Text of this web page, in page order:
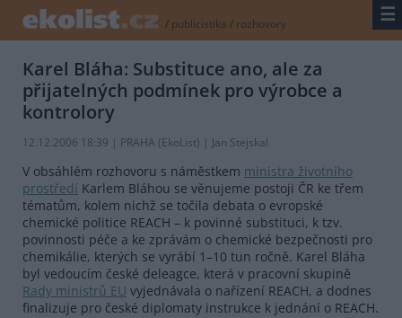
/ publicistika / rozhovory ☰
Karel Bláha: Substituce ano, ale za
přijatelných podmínek pro výrobce a
kontrolory
12.12.2006 18:39 | PRAHA (EkoList) | Jan Stejskal
V obsáhlém rozhovoru s náměstkem ministra životního
prostředí Karlem Bláhou se věnujeme postoji ČR ke třem
tématům, kolem nichž se točila debata o evropské
chemické politice REACH – k povinné substituci, k tzv.
povinnosti péče a ke zprávám o chemické bezpečnosti pro
chemikálie, kterých se vyrábí 1–10 tun ročně. Karel Bláha
byl vedoucím české deleagce, která v pracovní skupině
Rady ministrů EU vyjednávala o nařízení REACH, a dodnes
finalizuje pro české diplomaty instrukce k jednání o REACH.